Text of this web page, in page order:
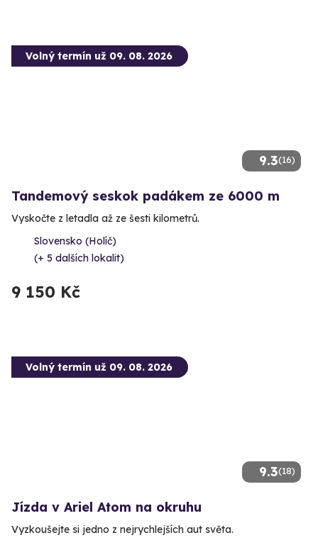
9.3(16)
Volný termín už 09. 08. 2026
Tandemový seskok padákem ze 6000 m
Vyskočte z letadla až ze šesti kilometrů.
Slovensko (Holíč)
(+ 5 dalších lokalit)
9 150 Kč
9.3(18)
Volný termín už 09. 08. 2026
Jízda v Ariel Atom na okruhu
Vyzkoušejte si jedno z nejrychlejších aut světa.